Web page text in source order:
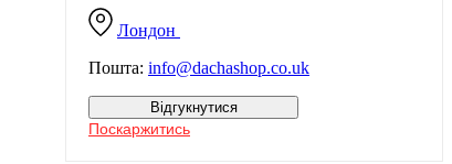
Лондон
Пошта: info@dachashop.co.uk
Відгукнутися
Поскаржитись